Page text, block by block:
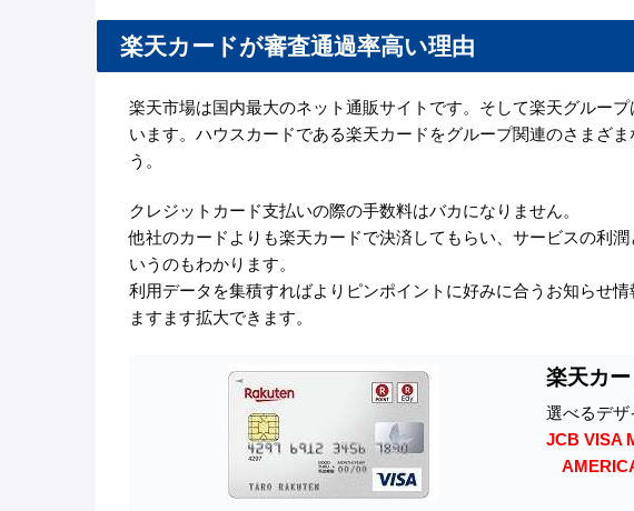
楽天カードが審査通過率高い理由
楽天市場は国内最大のネット通販サイトです。そして楽天グルー
います。ハウスカードである楽天カードをグループ関連のさまざ
う。
クレジットカード支払いの際の手数料はバカになりません。
他社のカードよりも楽天カードで決済してもらい、サービスの利
いうのもわかります。
利用データを集積すればよりピンポイントに好みに合うお知らせ
ますます拡大できます。
楽天カー
選べるデザ
JCB VISA